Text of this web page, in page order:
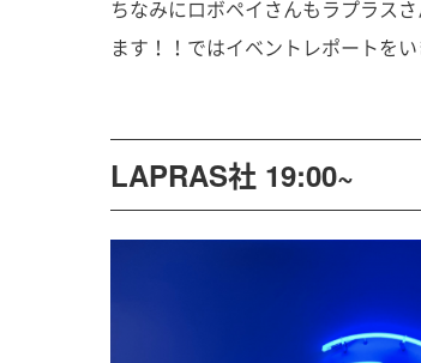
ちなみにロボペイさんもラプラス
ます！！ではイベントレポートをい
LAPRAS社 19:00~